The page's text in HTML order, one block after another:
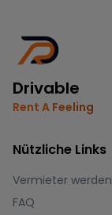
Drivable
Rent A Feeling
Nützliche Links
Vermieter werden
FAQ